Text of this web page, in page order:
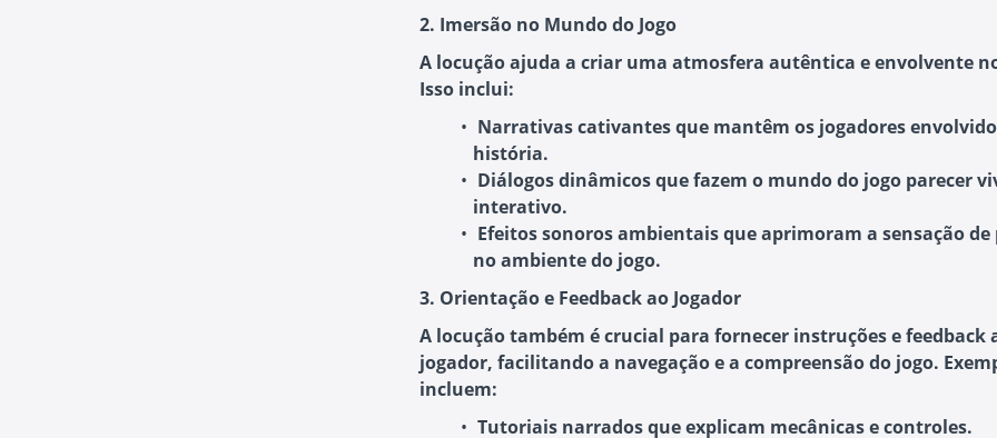
2. Imersão no Mundo do Jogo
A locução ajuda a criar uma atmosfera autêntica e envolvente
Isso inclui:
Narrativas cativantesque mantêm os jogadores
história.
Diálogos dinâmicosque fazem o mundo do jogo parecer
interativo.
Efeitos sonoros ambientaisque aprimoram a sensação de
no ambiente do jogo.
3. Orientação e Feedback ao Jogador
A locução também é crucial para fornecer instruções e feedback
jogador, facilitando a navegação e a compreensão do jogo.
incluem:
Tutoriais narradosque explicam mecânicas e controles.